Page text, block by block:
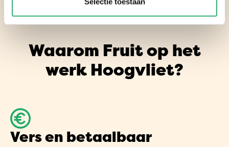
Waarom Fruit op het
werk Hoogvliet?
Vers en betaalbaar